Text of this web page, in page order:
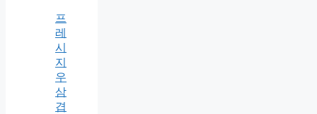
프
레
시
지
우
삼
겹